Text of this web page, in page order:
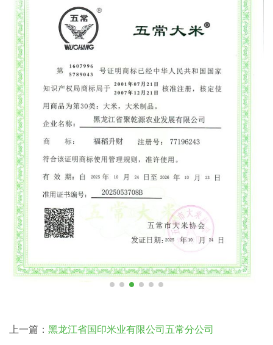
上一篇： 黑龙江省国印米业有限公司五常分公司